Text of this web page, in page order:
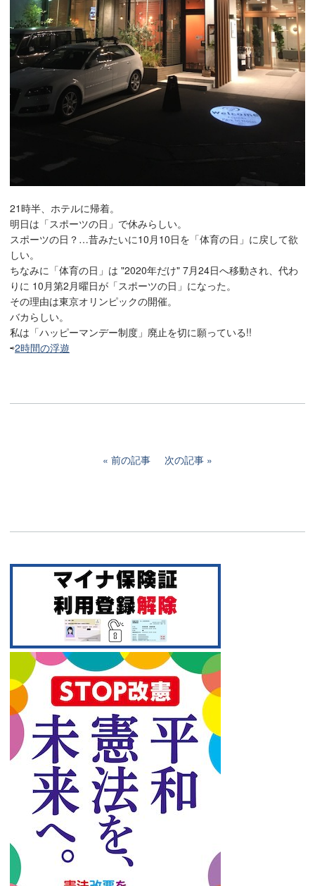
21時半、ホテルに帰着。
明日は「スポーツの日」で休みらしい。
スポーツの日？…昔みたいに10月10日を「体育の日」に戻して欲
しい。
ちなみに「体育の日」は "2020年だけ" 7月24日へ移動され、代わ
りに 10月第2月曜日が「スポーツの日」になった。
その理由は東京オリンピックの開催。
バカらしい。
私は「ハッピーマンデー制度」廃止を切に願っている!!
⇨2時間の浮遊
前の記事 次の記事